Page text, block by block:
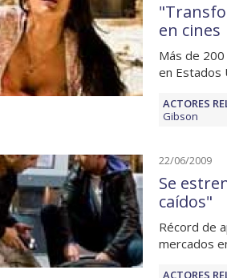
en cines
Más de
en Estados
ACTORES
Gibson
22/06/2009
Se
caídos"
Récord de
mercados
ACTORES